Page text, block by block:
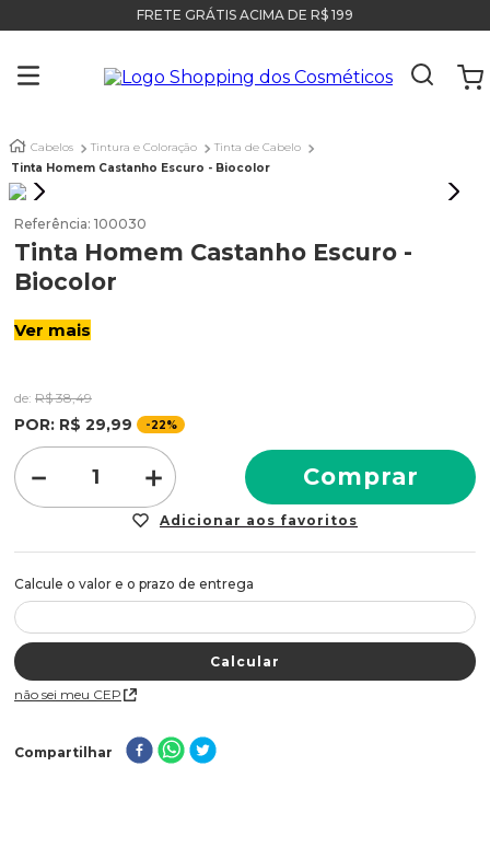
FRETE GRÁTIS ACIMA DE R$ 199
Cabelos Tintura e Coloração
Tinta de Cabelo
Tinta Homem Castanho Escuro - Biocolor
Referência: 100030
Tinta Homem Castanho Escuro -
Biocolor
Ver mais
de: R$ 38,49
POR: R$ 29,99 -22%
＋
－ Comprar
Não sei meu CEP
Compartilhar